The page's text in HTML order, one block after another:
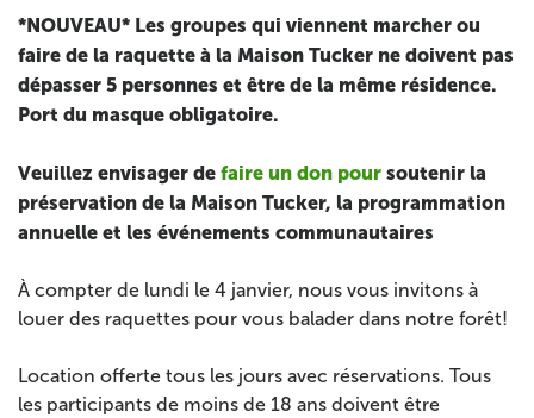
*NOUVEAU* Les groupes qui viennent marcher ou
faire de la raquette à la Maison Tucker ne doivent pas
dépasser 5 personnes et être de la même résidence.
Port du masque obligatoire.
Veuillez envisager de faire un don pour soutenir la
préservation de la Maison Tucker, la programmation
annuelle et les événements communautaires
À compter de lundi le 4 janvier, nous vous invitons à
louer des raquettes pour vous balader dans notre forêt!
Location offerte tous les jours avec réservations. Tous
les participants de moins de 18 ans doivent être